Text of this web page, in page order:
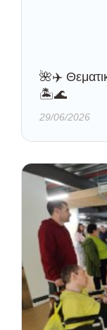
🌺✈️
🏝️🌊
29/06/2026